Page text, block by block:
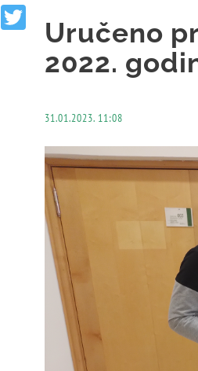
Facebook
Uručeno
2022.
31.01.2023. 11:08